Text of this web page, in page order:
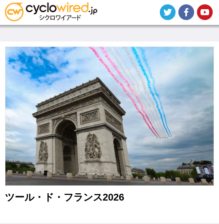
メ
イ
ン
動
ツール・ド・フランス2026